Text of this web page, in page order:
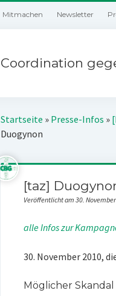
Mitmachen Newsletter
Coordination
Startseite » Presse-Infos »
Duogynon
[taz]
Veröffentlicht am 30.
alle Infos zur
30. November 2010,
Möglicher